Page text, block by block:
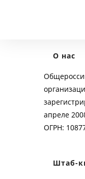
О нас
апреле
ОГРН:
Штаб-